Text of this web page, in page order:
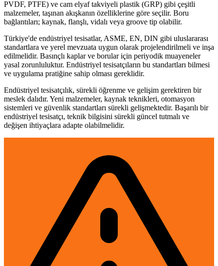
PVDF, PTFE) ve cam elyaf takviyeli plastik (GRP) gibi çeşitli
malzemeler, taşınan akışkanın özelliklerine göre seçilir. Boru
bağlantıları; kaynak, flanşlı, vidalı veya groove tip olabilir.
Türkiye'de endüstriyel tesisatlar, ASME, EN, DIN gibi uluslararası
standartlara ve yerel mevzuata uygun olarak projelendirilmeli ve inşa
edilmelidir. Basınçlı kaplar ve borular için periyodik muayeneler
yasal zorunluluktur. Endüstriyel tesisatçıların bu standartları bilmesi
ve uygulama pratiğine sahip olması gereklidir.
Endüstriyel tesisatçılık, sürekli öğrenme ve gelişim gerektiren bir
meslek dalıdır. Yeni malzemeler, kaynak teknikleri, otomasyon
sistemleri ve güvenlik standartları sürekli gelişmektedir. Başarılı bir
endüstriyel tesisatçı, teknik bilgisini sürekli güncel tutmalı ve
değişen ihtiyaçlara adapte olabilmelidir.